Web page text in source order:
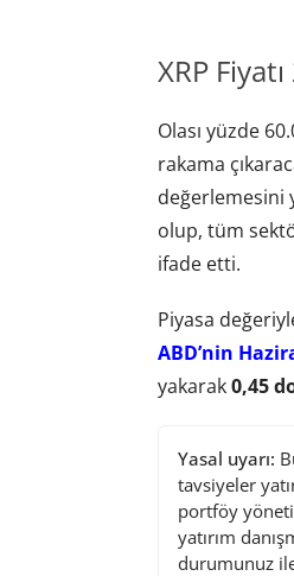
XRP
Olası yüzde
rakama
değerlemesini
olup, tüm
ifade etti.
Piyasa
ABD’nin
yakarak0,45
Yasal uyarı:
tavsiyeler
portföy
yatırım
durumunuz